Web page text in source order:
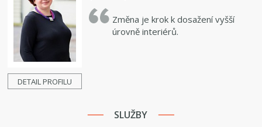
DETAIL PROFILU
Změna je krok k dosažení vyšší
úrovně interiérů.
SLUŽBY